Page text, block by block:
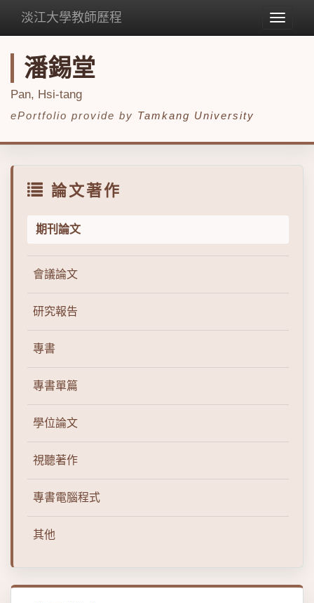
Toggle
淡江大學教師歷程
潘錫堂
Pan, Hsi-tang
ePortfolio provide by Tamkang University
論文著作
期刊論文
會議論文
研究報告
專書
專書單篇
學位論文
視聽著作
專書電腦程式
其他